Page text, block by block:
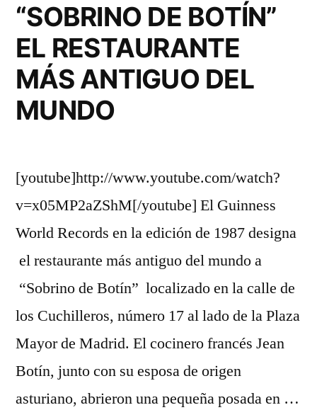
“SOBRINO DE BOTÍN”
EL RESTAURANTE
MÁS ANTIGUO DEL
MUNDO
[youtube]http://www.youtube.com/watch?
v=x05MP2aZShM[/youtube] El Guinness
World Records en la edición de 1987 designa
el restaurante más antiguo del mundo a
“Sobrino de Botín” localizado en la calle de
los Cuchilleros, número 17 al lado de la Plaza
Mayor de Madrid. El cocinero francés Jean
Botín, junto con su esposa de origen
asturiano, abrieron una pequeña posada en …